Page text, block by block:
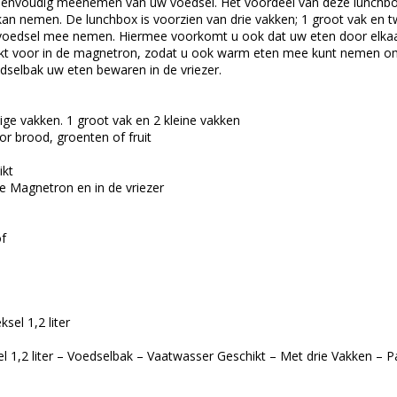
nemen. De lunchbox is voorzien van drie vakken; 1 groot vak
mee nemen. Hiermee voorkomt u ook dat uw eten door
voor in de magnetron, zodat u ook warm eten mee kunt nemen
uw eten bewaren in de vriezer.
vakken. 1 groot vak en 2 kleine vakken
brood, groenten of fruit
Magnetron en in de vriezer
1,2 liter
1,2 liter – Voedselbak – Vaatwasser Geschikt – Met drie Vakken –